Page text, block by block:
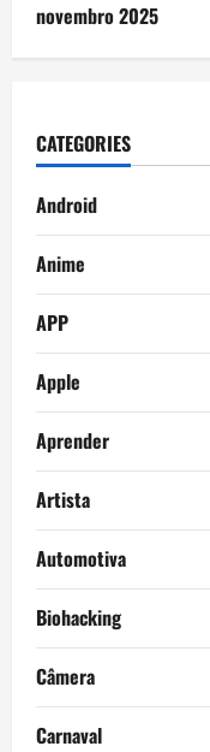
novembro 2025
CATEGORIES
Android
Anime
APP
Apple
Aprender
Artista
Automotiva
Biohacking
Câmera
Carnaval